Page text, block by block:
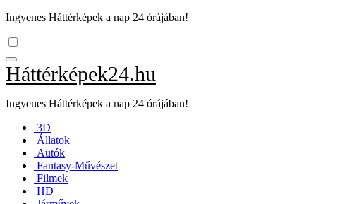
Ingyenes Háttérképek a nap 24 órájában!
Háttérképek24.hu
Ingyenes Háttérképek a nap 24 órájában!
3D
Állatok
Autók
Fantasy-Művészet
Filmek
HD